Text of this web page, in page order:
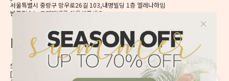
서울특별시 중랑구 망우로26길 103,내명빌딩 1층 엘레나하임
반품접수는 로젠택배를 이용해주세요.
56, Mangu-ro, Dongdaemun-gu, Seoul, Korea
[02496] 서울시 동대문구 망우로 56 이앤제이빌딩 6층